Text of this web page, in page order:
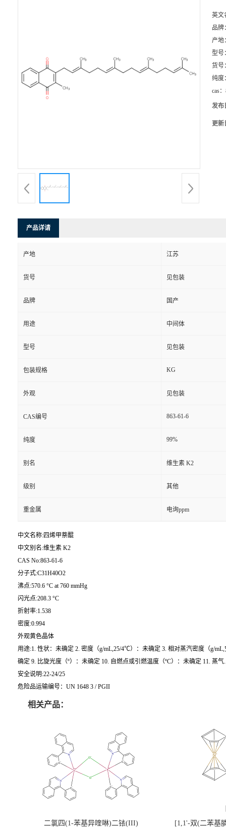
英文
品牌
产地
型号
货号
纯度
cas：
发布
更新
产品详请
产地 江苏
货号 见包装
品牌 国产
用途 中间体
型号 见包装
包装规格 KG
外观 见包装
CAS编号 863-61-6
纯度 99%
别名 维生素 K2
级别 其他
重金属 电询ppm
中文名称:四烯甲萘醌
中文别名:维生素 K2
CAS No:863-61-6
分子式:C31H40O2
沸点:570.6 °C at 760 mmHg
闪光点:208.3 °C
折射率:1.538
密度:0.994
外观黄色晶体
用途:1. 性状：未确定 2. 密度（g/mL,25/4℃）：未确定 3. 相对蒸汽密度（g/
确定 9. 比旋光度（º）：未确定 10. 自燃点或引燃温度（ºC）：未确定 11. 蒸气
安全说明:22-24/25
危险品运输编号：UN 1648 3 / PGII
相关产品：
二氯四(1-苯基异喹啉)二铱(III) [1,1'-双(二苯基